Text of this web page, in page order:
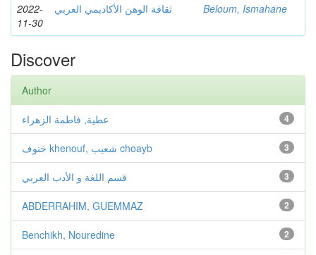
2022-
11-30
ثقافة الوهن الأكاديمي العربي Beloum, Ismahane
Discover
Author
4 عطية, فاطمة الزهراء
3 خنوف khenouf, شعيب choayb
3 قسم اللغة و الأدب العربي
2
ABDERRAHIM, GUEMMAZ
2
Benchikh, Nouredine